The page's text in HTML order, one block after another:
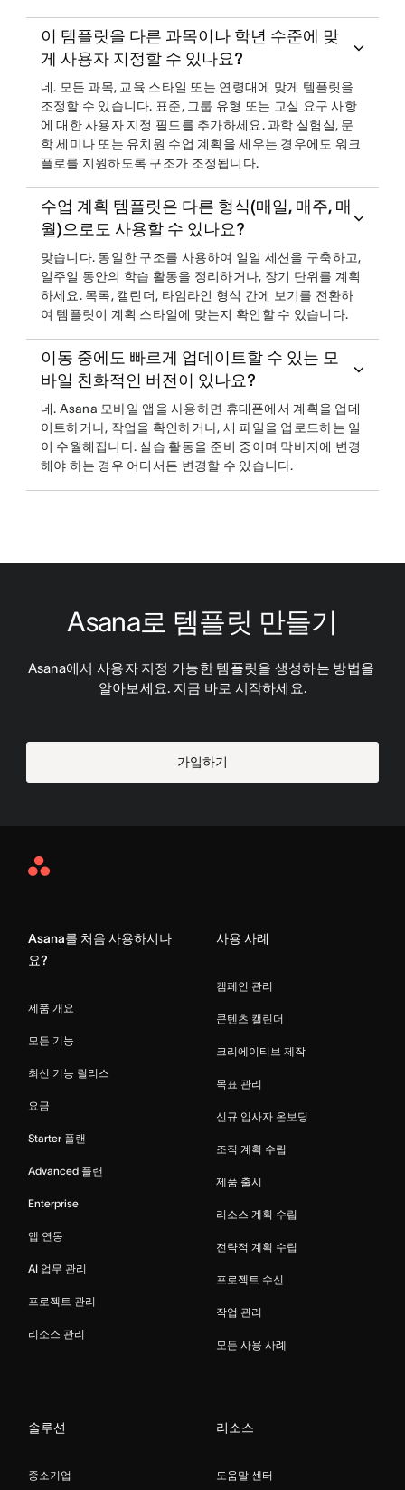
이 템플릿을 다른 과목이나 학년 수준에 맞
게 사용자 지정할 수 있나요?
네. 모든 과목, 교육 스타일 또는 연령대에 맞게 템플릿을
조정할 수 있습니다. 표준, 그룹 유형 또는 교실 요구 사항
에 대한 사용자 지정 필드를 추가하세요. 과학 실험실, 문
학 세미나 또는 유치원 수업 계획을 세우는 경우에도 워크
플로를 지원하도록 구조가 조정됩니다.
수업 계획 템플릿은 다른 형식(매일, 매주, 매
월)으로도 사용할 수 있나요?
맞습니다. 동일한 구조를 사용하여 일일 세션을 구축하고,
일주일 동안의 학습 활동을 정리하거나, 장기 단위를 계획
하세요. 목록, 캘린더, 타임라인 형식 간에 보기를 전환하
여 템플릿이 계획 스타일에 맞는지 확인할 수 있습니다.
이동 중에도 빠르게 업데이트할 수 있는 모
바일 친화적인 버전이 있나요?
네. Asana 모바일 앱을 사용하면 휴대폰에서 계획을 업데
이트하거나, 작업을 확인하거나, 새 파일을 업로드하는 일
이 수월해집니다. 실습 활동을 준비 중이며 막바지에 변경
해야 하는 경우 어디서든 변경할 수 있습니다.
Asana로 템플릿 만들기
Asana에서 사용자 지정 가능한 템플릿을 생성하는 방법을
알아보세요. 지금 바로 시작하세요.
가입하기
Asana
Asana를 처음 사용하시나
요?
제품 개요
모든 기능
최신 기능 릴리스
요금
Starter 플랜
Advanced 플랜
Enterprise
앱 연동
AI 업무 관리
프로젝트 관리
리소스 관리
사용 사례
캠페인 관리
콘텐츠 캘린더
크리에이티브 제작
목표 관리
신규 입사자 온보딩
조직 계획 수립
제품 출시
리소스 계획 수립
전략적 계획 수립
프로젝트 수신
작업 관리
모든 사용 사례
솔루션
중소기업
리소스
도움말 센터